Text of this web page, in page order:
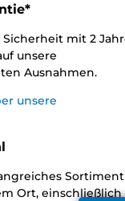
mit 2
unsere
Ausnahmen.
unsere
Sortiment
Ort, einschließlich